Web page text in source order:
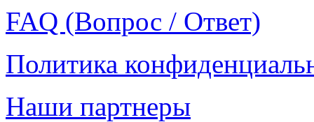
FAQ (Вопрос / Ответ)
Политика
Наши партнеры